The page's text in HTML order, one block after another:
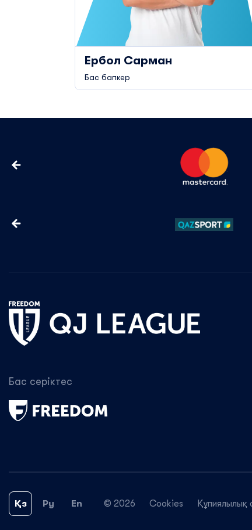
Ербол Сарман
Бас бапкер
Бас серіктес
Қз Ру En © 2026 Cookies Құпиялылық